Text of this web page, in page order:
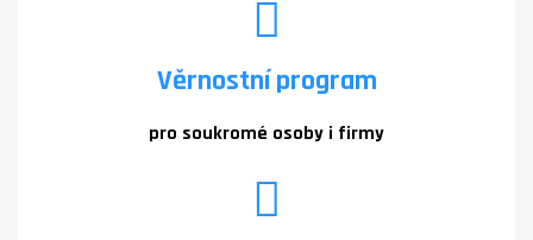
Věrnostní program
pro soukromé osoby i firmy